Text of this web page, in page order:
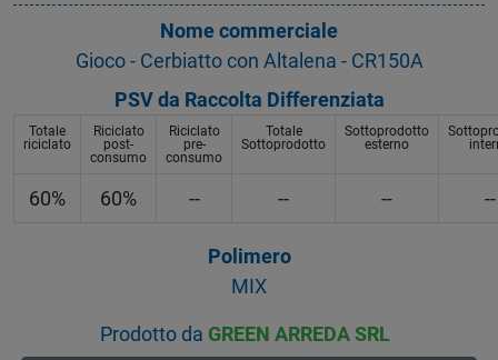
Nome commerciale
Gioco - Cerbiatto con Altalena - CR150A
PSV da Raccolta Differenziata
Totale
riciclato
Riciclato
post-
consumo
Riciclato
pre-
consumo
Totale
Sottoprodotto
Sottoprodotto
esterno
60% 60% -- -- -- --
Polimero
MIX
Prodotto da GREEN ARREDA SRL